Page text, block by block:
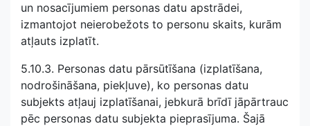
un nosacījumiem personas datu apstrādei,
izmantojot neierobežots to personu skaits, kurām
atļauts izplatīt.
5.10.3. Personas datu pārsūtīšana (izplatīšana,
nodrošināšana, piekļuve), ko personas datu
subjekts atļauj izplatīšanai, jebkurā brīdī jāpārtrauc
pēc personas datu subjekta pieprasījuma. Šajā